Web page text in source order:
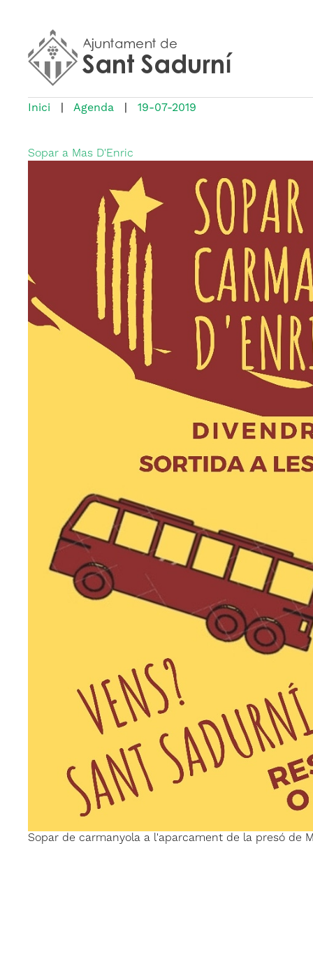
Inici Agenda 19-07-2019
Sopar a Mas D'Enric
Sopar de carmanyola a l'aparcament de la presó de